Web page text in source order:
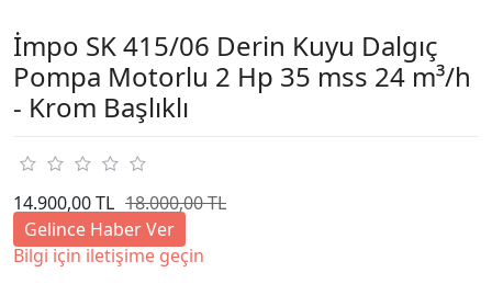
İmpo SK 415/06 Derin Kuyu Dalgıç
Pompa Motorlu 2 Hp 35 mss 24 m³/h
- Krom Başlıklı
14.900,00 TL 18.000,00 TL
Gelince Haber Ver
Bilgi için iletişime geçin